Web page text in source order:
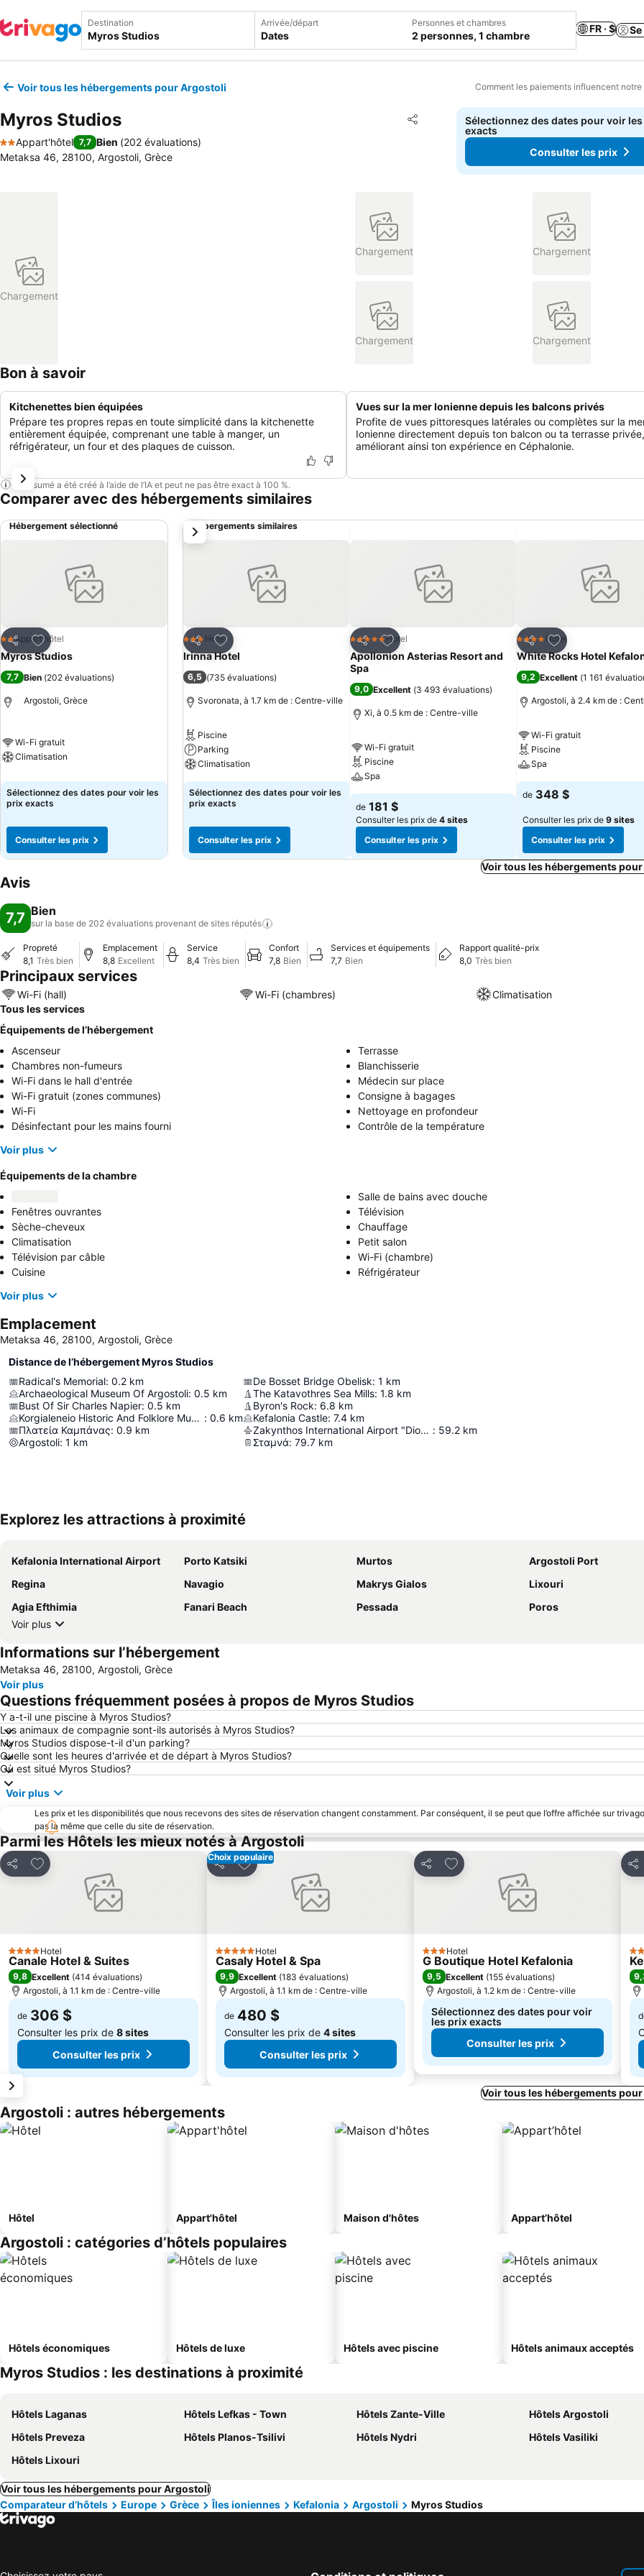
Destination Arrivée/départ
Dates
Personnes et chambres
2 personnes, 1 chambre
FR · $
Voir tous les hébergements pour Argostoli Comment les paiements influencent
Myros Studios Partager
Ajouter à mes favoris
2 Étoiles
Appart'hôtel 7,7 Bien (202 évaluations)
Metaksa 46, 28100, Argostoli, Grèce
Sélectionnez des dates pour voir
exacts
Consulter les prix
Chargement
Chargement Chargement
Chargement Chargement
Bon à savoir
Kitchenettes bien équipées
Prépare tes propres repas en toute simplicité dans la kitchenette
entièrement équipée, comprenant une table à manger, un
réfrigérateur, un four et des plaques de cuisson.
Vues sur la mer Ionienne depuis les balcons privés
Profite de vues pittoresques latérales ou complètes sur la
Ionienne directement depuis ton balcon ou ta terrasse privée,
améliorant ainsi ton expérience en Céphalonie.
Ce résumé a été créé à l’aide de l’IA et peut ne pas être exact à 100 %.
Comparer avec des hébergements similaires
Hébergement sélectionné
Partager
Ajouter à mes favoris
2 Étoiles
Appart'hôtel
Myros Studios
7,7 Bien (202 évaluations)
Argostoli, Grèce
Wi-Fi gratuit
Climatisation
Sélectionnez des dates pour voir les
prix exacts
Consulter les prix
Hébergements similaires
Partager
Ajouter à mes favoris
3 ÉtoilesHotel
Irinna Hotel
6,5 (735 évaluations)
Svoronata, à 1.7 km de : Centre-ville
Piscine
Parking
Climatisation
Sélectionnez des dates pour voir les
prix exacts
Consulter les prix
Partager
Ajouter à mes favoris
5 Étoiles Hotel
Apollonion Asterias Resort and
Spa
9,0 Excellent (3 493 évaluations)
Xi, à 0.5 km de : Centre-ville
Wi-Fi gratuit
Piscine
Spa
de 181 $
Consulter les prix de 4 sites
Consulter les prix
Partager
Ajouter à mes
4 ÉtoilesHotel
White Rocks Hotel
9,2 Excellent (1 161
Argostoli, à 2.4 km de :
Wi-Fi gratuit
Piscine
Spa
de 348 $
Consulter les prix de 9 sites
Consulter les prix
suivant
Voir tous les hébergements
Avis
7,7 Bien
sur la base de 202 évaluations provenant de sites réputés
Propreté
8,1 Très bien
Emplacement
8,8 Excellent
Service
8,4 Très bien
Confort
7,8 Bien
Services et équipements
7,7 Bien
Rapport qualité-prix
8,0 Très bien
Principaux services
Wi-Fi (hall) Wi-Fi (chambres)
Climatisation
Tous les services
Équipements de l’hébergement
Ascenseur
Terrasse
Chambres non-fumeurs
Blanchisserie
Wi-Fi dans le hall d'entrée
Médecin sur place
Wi-Fi gratuit (zones communes)
Consigne à bagages
Wi-Fi
Nettoyage en profondeur
Désinfectant pour les mains fourni
Contrôle de la température
Voir plus
Équipements de la chambre
Salle de bains avec douche
Fenêtres ouvrantes
Télévision
Sèche-cheveux
Chauffage
Climatisation
Petit salon
Télévision par câble
Wi-Fi (chambre)
Cuisine
Réfrigérateur
Voir plus
Emplacement
Metaksa 46, 28100, Argostoli, Grèce
Distance de l’hébergement Myros Studios
Radical's Memorial: 0.2 km
Archaeological Museum Of Argostoli: 0.5 km
Bust Of Sir Charles Napier: 0.5 km
Korgialeneio Historic And Folklore Museum Of Argostoli : 0.6 km
Πλατεία Καμπάνας: 0.9 km
Argostoli: 1 km
De Bosset Bridge Obelisk: 1 km
The Katavothres Sea Mills: 1.8 km
Byron's Rock: 6.8 km
Kefalonia Castle: 7.4 km
Zakynthos International Airport "Dionysios Solomos" : 59.2 km
Σταμνά: 79.7 km
Explorez les attractions à proximité
Kefalonia International Airport Porto Katsiki Murtos
Argostoli Port
Regina
Navagio Makrys Gialos
Lixouri
Agia Efthimia
Fanari Beach Pessada
Poros
Voir plus
Informations sur l’hébergement
Metaksa 46, 28100, Argostoli, Grèce
Voir plus
Questions fréquemment posées à propos de Myros Studios
Y a-t-il une piscine à Myros Studios?
Les animaux de compagnie sont-ils autorisés à Myros Studios?
Myros Studios dispose-t-il d'un parking?
Quelle sont les heures d'arrivée et de départ à Myros Studios?
Où est situé Myros Studios?
Voir plus
Les prix et les disponibilités que nous recevons des sites de réservation changent constamment. Par conséquent, il se peut que l’offre affichée sur
pas la même que celle du site de réservation.
Parmi les Hôtels les mieux notés à Argostoli
Partager
Ajouter à mes favoris
4 ÉtoilesHotel
Canale Hotel & Suites
9,8 Excellent (414 évaluations)
Argostoli, à 1.1 km de : Centre-ville
de 306 $
Consulter les prix de 8 sites
Consulter les prix
Choix populaire
Partager
Ajouter à mes favoris
5 Étoiles Hotel
Casaly Hotel & Spa
9,9 Excellent (183 évaluations)
Argostoli, à 1.1 km de : Centre-ville
de 480 $
Consulter les prix de 4 sites
Consulter les prix
Partager
Ajouter à mes favoris
3 Étoiles
Hotel
G Boutique Hotel Kefalonia
9,5 Excellent (155 évaluations)
Argostoli, à 1.2 km de : Centre-ville
Sélectionnez des dates pour voir
les prix exacts
Consulter les prix
2
Voir tous les hébergements
Argostoli : autres hébergements
Hôtel Appart'hôtel Maison d'hôtes Appart’hôtel
Argostoli : catégories d’hôtels populaires
Hôtels économiques Hôtels de luxe Hôtels avec piscine Hôtels animaux acceptés
Myros Studios : les destinations à proximité
Hôtels Laganas Hôtels Lefkas - Town Hôtels Zante-Ville
Hôtels Argostoli
Hôtels Preveza
Hôtels Planos-Tsilivi Hôtels Nydri
Hôtels Vasiliki
Hôtels Lixouri
Voir tous les hébergements pour Argostoli
Comparateur d’hôtels
Europe Grèce Îles ioniennes Kefalonia Argostoli Myros Studios